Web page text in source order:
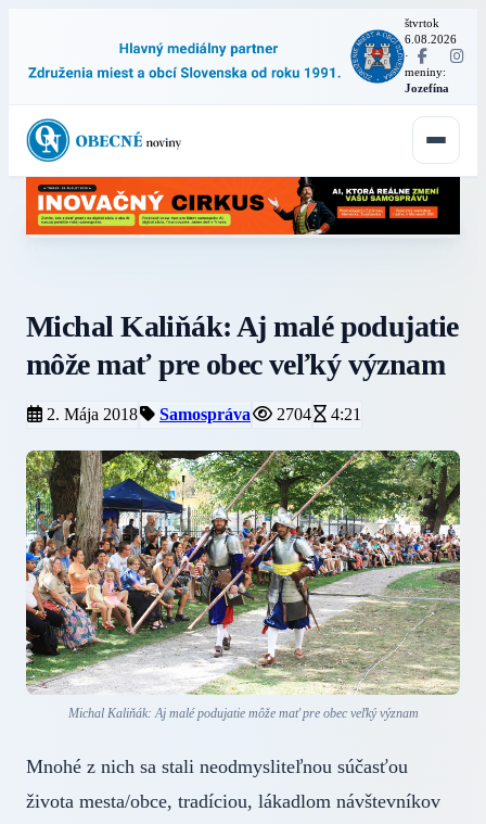
štvrtok
6.08.2026
·
meniny:
Jozefína
Michal Kaliňák: Aj malé podujatie
môže mať pre obec veľký význam
2. Mája 2018 Samospráva 2704 4:21
Michal Kaliňák: Aj malé podujatie môže mať pre obec veľký význam
Mnohé z nich sa stali neodmysliteľnou súčasťou
života mesta/obce, tradíciou, lákadlom návštevníkov